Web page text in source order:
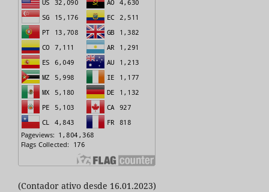
(Contador ativo desde 16.01.2023)